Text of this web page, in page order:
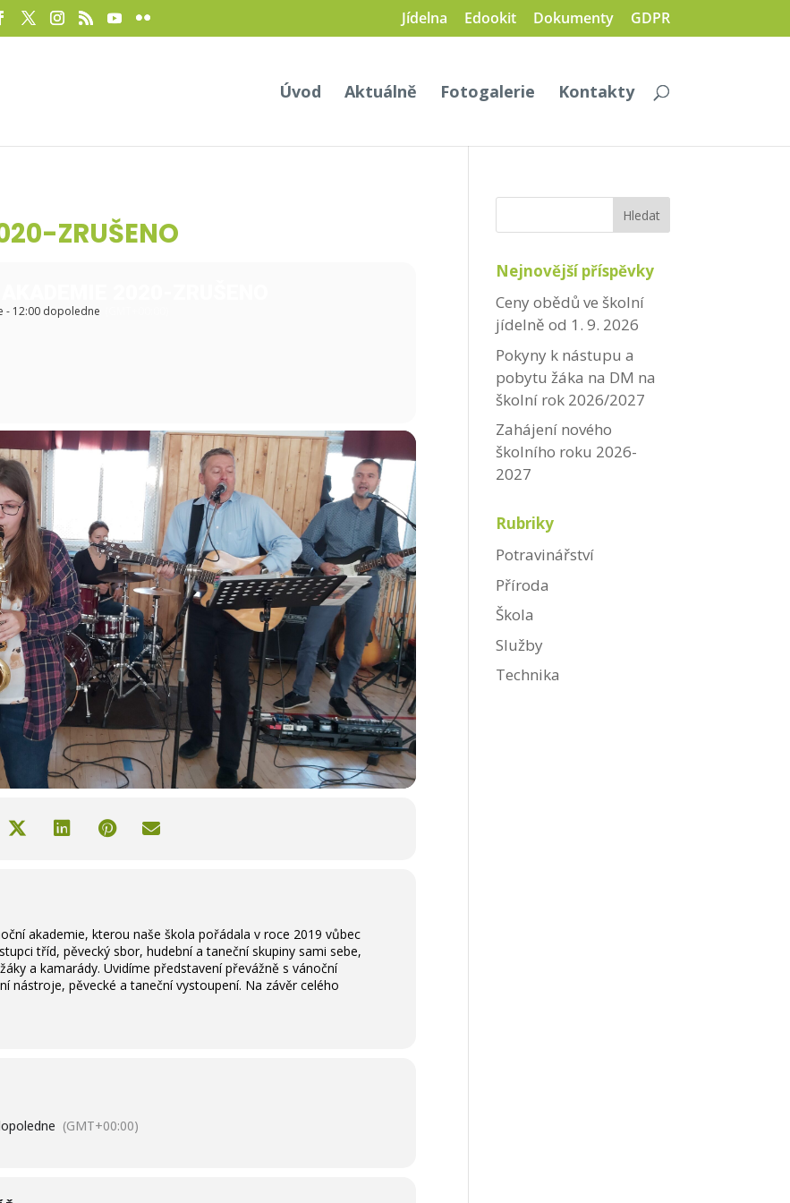
Jídelna Edookit Dokumenty GDPR
Úvod Aktuálně Fotogalerie Kontakty
ZRUŠENO
- 12:00 dopoledne
akademie, kterou naše škola pořádala v roce 2019 vůbec
tříd, pěvecký sbor, hudební a taneční skupiny sami sebe,
a kamarády. Uvidíme představení převážně s vánoční
nástroje, pěvecké a taneční vystoupení. Na závěr celého
(GMT+00:00)
Nejnovější příspěvky
Ceny obědů ve školní
jídelně od 1. 9. 2026
Pokyny k nástupu a
pobytu žáka na DM na
školní rok 2026/2027
Zahájení nového
školního roku 2026-
2027
Rubriky
Potravinářství
Příroda
Škola
Služby
Technika